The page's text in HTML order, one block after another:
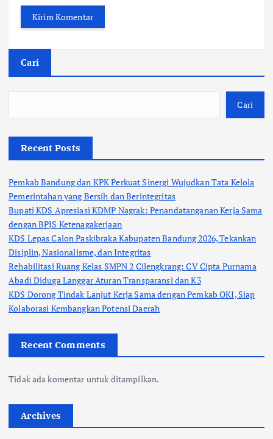
Cari
Cari
Recent Posts
Pemkab Bandung dan KPK Perkuat Sinergi Wujudkan Tata Kelola
Pemerintahan yang Bersih dan Berintegritas
Bupati KDS Apresiasi KDMP Nagrak: Penandatanganan Kerja Sama
dengan BPJS Ketenagakerjaan
KDS Lepas Calon Paskibraka Kabupaten Bandung 2026, Tekankan
Disiplin, Nasionalisme, dan Integritas
Rehabilitasi Ruang Kelas SMPN 2 Cilengkrang: CV Cipta Purnama
Abadi Diduga Langgar Aturan Transparansi dan K3
KDS Dorong Tindak Lanjut Kerja Sama dengan Pemkab OKI, Siap
Kolaborasi Kembangkan Potensi Daerah
Recent Comments
Tidak ada komentar untuk ditampilkan.
Archives